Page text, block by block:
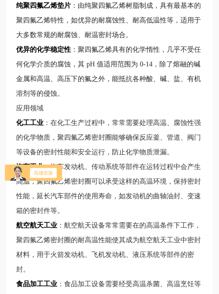
纯聚四氟乙烯垫片 ：由纯聚四氟乙烯树脂制成，具有最基本的
聚四氟乙烯特性，如优异的耐腐蚀性、耐高低温性等，适用于
大多数常规的耐腐蚀、耐温密封场合。
优异的化学稳定性 ：聚四氟乙烯具有的化学惰性，几乎不受任
何化学介质的腐蚀，其 pH 值适用范围为 0-14，除了熔融的碱
金属和高温、高压下的氟之外，能抵抗各种酸、碱、盐、有机
溶剂等的侵蚀。
应用领域
化工工业 ：在化工生产过程中，常常需要处理高温、腐蚀性强
的化学物质，聚四氟乙烯密封圈能够确保反应釜、管道、阀门
等设备的密封性能和安全运行，防止化学物质泄漏。
汽车工业：汽车发动机、传动系统等部件在运转过程中会产生
高温，聚四氟乙烯密封圈可以承受这样的高温环境，保持密封
性能，延长汽车部件的使用寿命，如发动机的曲轴油封、变速
箱的密封件等。
航空航天工业 ：航空航天设备常常需要在的高温条件下工作，
聚四氟乙烯密封圈的耐高温性能使其成为航空航天工业中密封
材料，用于火箭发动机、飞机发动机、液压系统等部件的密
封。
食品加工工业 ：食品加工设备需要经受高温杀菌、高温烹饪等